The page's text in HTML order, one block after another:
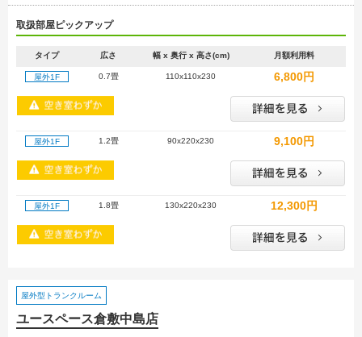
取扱部屋ピックアップ
タイプ 広さ 幅 x 奥行 x 高さ(cm) 月額利用料
屋外1F 0.7畳 110x110x230 6,800円
屋外1F 1.2畳 90x220x230 9,100円
屋外1F 1.8畳 130x220x230 12,300円
屋外型トランクルーム
ユースペース倉敷中島店